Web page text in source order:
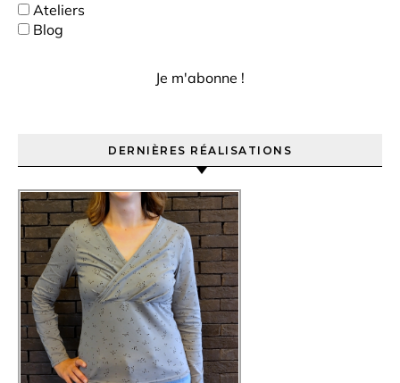
Ateliers
Blog
DERNIÈRES RÉALISATIONS